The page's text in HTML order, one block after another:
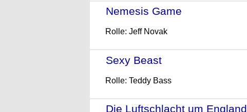
Nemesis Game
Rolle: Jeff Novak
Sexy Beast
Rolle: Teddy Bass
Die Luftschlacht um England